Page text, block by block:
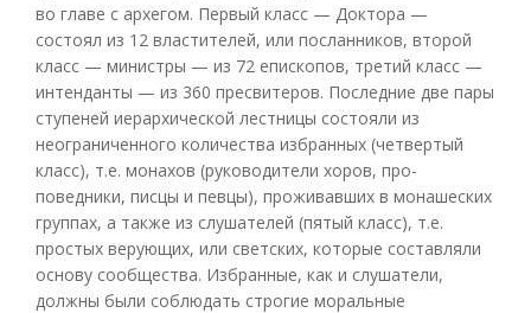
во главе с архегом. Первый класс — Доктора —
состоял из 12 властителей, или посланников, второй
класс — министры — из 72 епископов, третий класс —
интенданты — из 360 пресвитеров. Последние две пары
ступеней иерархической лестницы состояли из
неограниченного количества избранных (четвертый
класс), т.е. монахов (руководители хоров, про-
поведники, писцы и певцы), проживавших в монашеских
группах, а также из слушателей (пятый класс), т.е.
простых верующих, или светских, которые составляли
основу сообщества. Избранные, как и слушатели,
должны были соблюдать строгие моральные